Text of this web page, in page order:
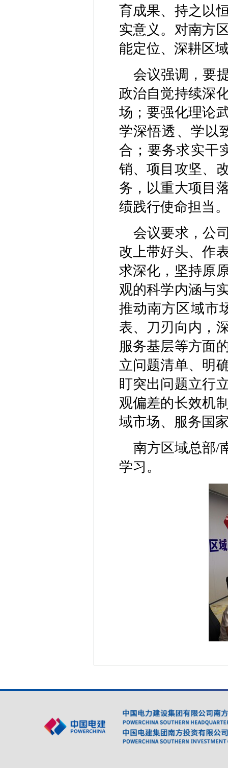
育成果、持之以
实意义。对南方
能定位、深耕区
会议强调，要
政治自觉持续深
场；要强化理论
学深悟透、学以
合；要务求实干
销、项目攻坚、
务，以重大项目
绩践行使命担当
会议要求，公
改上带好头、作
求深化，坚持原
观的科学内涵与
推动南方区域市
表、刀刃向内，
服务基层等方面
立问题清单、明
盯突出问题立行
观偏差的长效机
域市场、服务国
南方区域总部/
学习。